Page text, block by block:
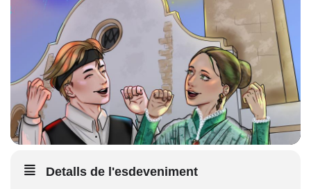
Detalls de l'esdeveniment